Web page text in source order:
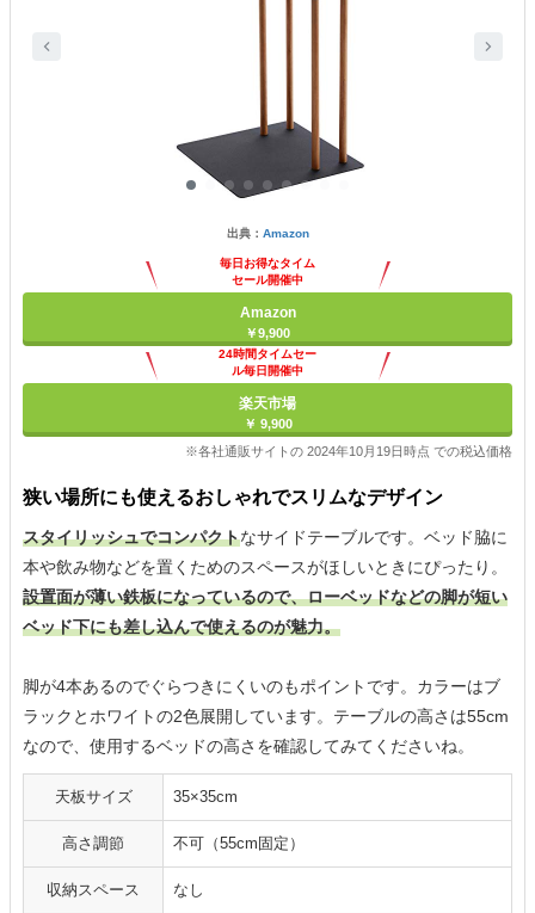
出典： Amazon
毎日お得なタイム
セール開催中
Amazon
￥9,900
24時間タイムセー
ル毎日開催中
楽天市場
￥ 9,900
※各社通販サイトの 2024年10月19日時点 での税込価格
狭い場所にも使えるおしゃれでスリムなデザイン
スタイリッシュでコンパクトなサイドテーブルです。ベッド脇に
本や飲み物などを置くためのスペースがほしいときにぴったり。
設置面が薄い鉄板になっているので、ローベッドなどの脚が短い
ベッド下にも差し込んで使えるのが魅力。
脚が4本あるのでぐらつきにくいのもポイントです。カラーはブ
ラックとホワイトの2色展開しています。テーブルの高さは55cm
なので、使用するベッドの高さを確認してみてくださいね。
天板サイズ 35×35cm
高さ調節 不可（55cm固定）
収納スペース なし